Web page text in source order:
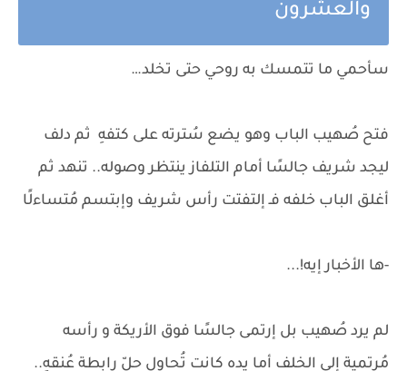
والعشرون
سأحمي ما تتمسك به روحي حتى تخلد…
فتح صُهيب الباب وهو يضع سُترته على كتفهِ ثم دلف
ليجد شريف جالسًا أمام التلفاز ينتظر وصوله.. تنهد ثم
أغلق الباب خلفه فـ إلتفتت رأس شريف وإبتسم مُتساءلًا
-ها الأخبار إيه!...
لم يرد صُهيب بل إرتمى جالسًا فوق الأريكة و رأسه
مُرتمية إلى الخلف أما يده كانت تُحاول حلّ رابطة عُنقهِ..